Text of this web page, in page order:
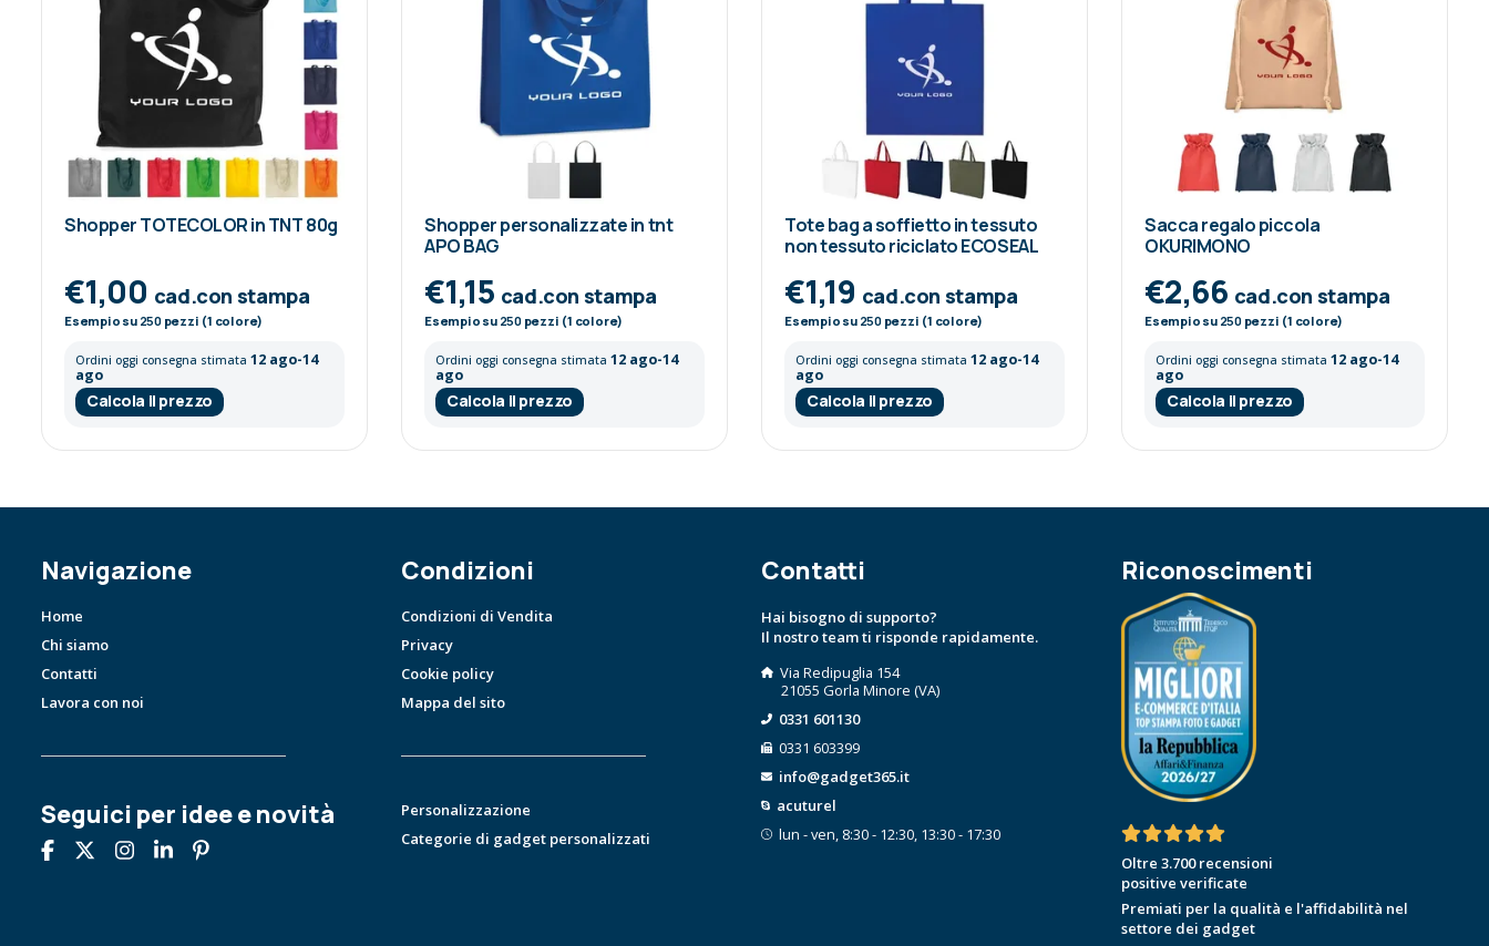
Shopper TOTECOLOR in TNT 80g
€1,00 cad.con stampa
Esempio su 250pezzi (1 colore)
Ordini oggi consegna stimata 12 ago-14
ago
Calcola il prezzo
Shopper personalizzate in tnt
APO BAG
€1,15 cad.con stampa
Esempio su 250pezzi (1 colore)
Ordini oggi consegna stimata 12 ago-14
ago
Calcola il prezzo
Tote bag a soffietto in tessuto
non tessuto riciclato ECOSEAL
€1,19 cad.con stampa
Esempio su 250pezzi (1 colore)
Ordini oggi consegna stimata 12 ago-14
ago
Calcola il prezzo
Sacca regalo piccola
OKURIMONO
€2,66 cad.con stampa
Esempio su 250pezzi (1 colore)
Ordini oggi consegna stimata 12 ago-14
ago
Calcola il prezzo
Navigazione
Home
Chi siamo
Contatti
Lavora con noi
Seguici per idee e novità
Condizioni
Condizioni di Vendita
Privacy
Cookie policy
Mappa del sito
Personalizzazione
Categorie di gadget personalizzati
Contatti
Hai bisogno di supporto?
Il nostro team ti risponde rapidamente.
Via Redipuglia 154
21055 Gorla Minore (VA)
0331 601130
0331 603399
info@gadget365.it
acuturel
lun - ven, 8:30 - 12:30, 13:30 - 17:30
Riconoscimenti
Oltre 3.700 recensioni
positive verificate
Premiati per la qualità e l'affidabilità nel
settore dei gadget